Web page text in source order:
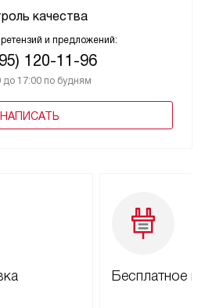
качества
и предложений:
120-11-96
до 17:00 по будням
НАПИСАТЬ
Бесплатное